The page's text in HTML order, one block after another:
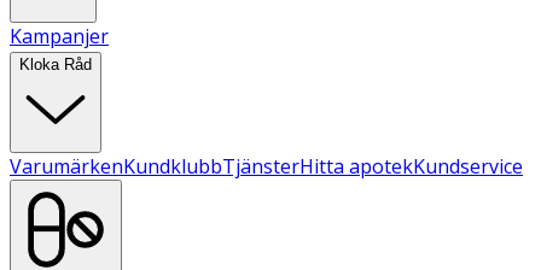
Kampanjer
Kloka Råd
VarumärkenKundklubbTjänsterHitta apotekKundservice